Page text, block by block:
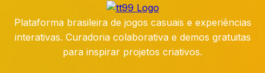
Plataforma brasileira de jogos casuais e experiências
interativas. Curadoria colaborativa e demos gratuitas
para inspirar projetos criativos.